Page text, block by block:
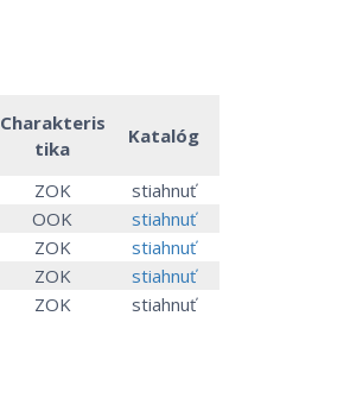
Charakteris
tika
Katalóg
ZOK
stiahnuť
OOK
stiahnuť
ZOK
stiahnuť
ZOK
stiahnuť
ZOK stiahnuť